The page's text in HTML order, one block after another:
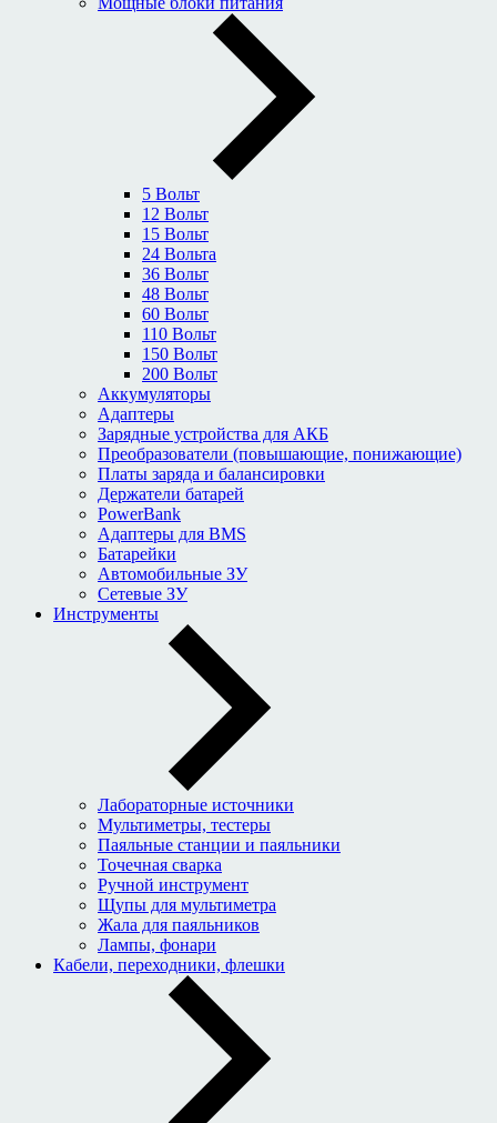
5 Вольт
12 Вольт
15 Вольт
24 Вольта
36 Вольт
48 Вольт
60 Вольт
110 Вольт
150 Вольт
200 Вольт
Аккумуляторы
Адаптеры
Зарядные устройства для АКБ
Преобразователи (повышающие, понижающие)
Платы заряда и балансировки
Держатели батарей
PowerBank
Адаптеры для BMS
Батарейки
Автомобильные ЗУ
Сетевые ЗУ
Инструменты
Лабораторные источники
Мультиметры, тестеры
Паяльные станции и паяльники
Точечная сварка
Ручной инструмент
Щупы для мультиметра
Жала для паяльников
Лампы, фонари
Кабели, переходники, флешки